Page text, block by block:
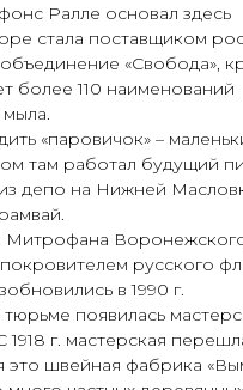
Ралле основал здесь
стала поставщиком
«Свобода»,
более 110 наименований
«паровичок» –
там работал будущий
депо на Нижней
Митрофана
русского
в 1990 г.
появилась
г. мастерская
это швейная фабрика